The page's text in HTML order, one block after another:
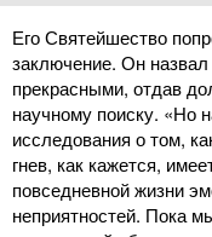
Его Святейшество
заключение. Он
прекрасными, отдав
научному поиску. «Но
исследования о том,
гнев, как кажется,
повседневной жизни
неприятностей. Пока